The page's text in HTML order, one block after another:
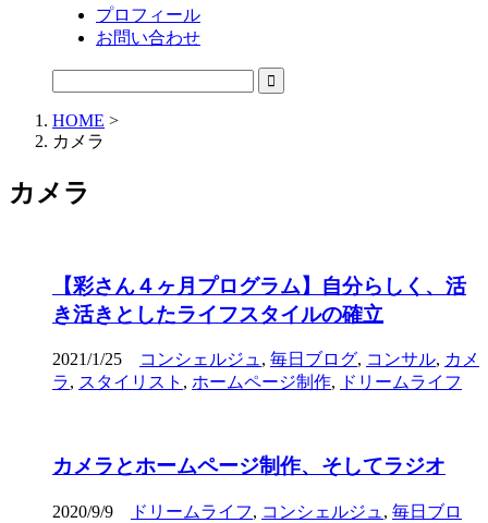
プロフィール
お問い合わせ
HOME >
カメラ
カメラ
【彩さん４ヶ月プログラム】自分らしく、活
き活きとしたライフスタイルの確立
2021/1/25 コンシェルジュ , 毎日ブログ, コンサル, カメ
ラ, スタイリスト , ホームページ制作, ドリームライフ
カメラとホームページ制作、そしてラジオ
2020/9/9 ドリームライフ, コンシェルジュ , 毎日ブロ